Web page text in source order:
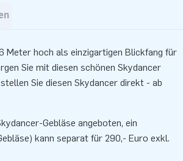
Meter hoch als einzigartigen Blickfang für
Sie mit diesen schönen Skydancer
Sie diesen Skydancer direkt - ab
Gebläse angeboten, ein
kann separat für 290,- Euro exkl.